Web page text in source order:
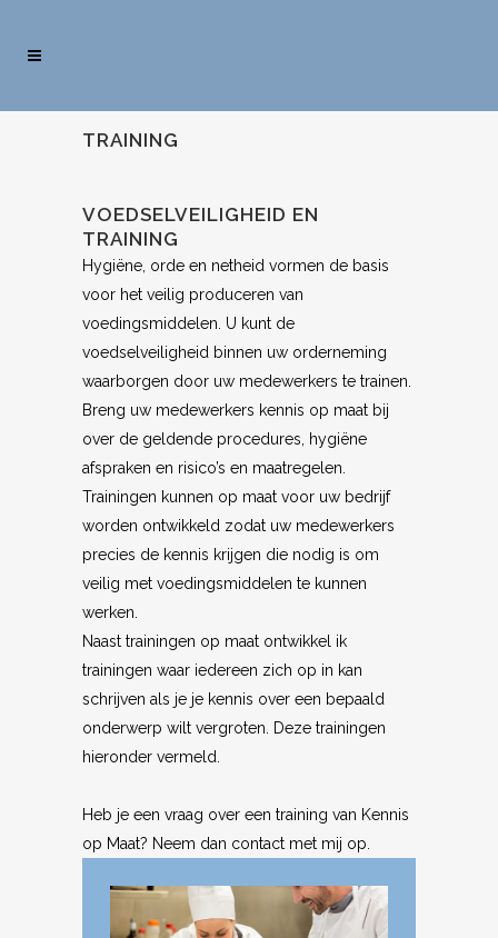
TRAINING
VOEDSELVEILIGHEID EN
TRAINING
Hygiëne, orde en netheid vormen de basis
voor het veilig produceren van
voedingsmiddelen. U kunt de
voedselveiligheid binnen uw orderneming
waarborgen door uw medewerkers te trainen.
Breng uw medewerkers kennis op maat bij
over de geldende procedures, hygiëne
afspraken en risico’s en maatregelen.
Trainingen kunnen op maat voor uw bedrijf
worden ontwikkeld zodat uw medewerkers
precies de kennis krijgen die nodig is om
veilig met voedingsmiddelen te kunnen
werken.
Naast trainingen op maat ontwikkel ik
trainingen waar iedereen zich op in kan
schrijven als je je kennis over een bepaald
onderwerp wilt vergroten. Deze trainingen
hieronder vermeld.
Heb je een vraag over een training van Kennis
op Maat? Neem dan contact met mij op.